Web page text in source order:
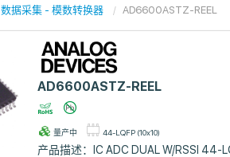
数据采集 - 模数转换器 AD6600ASTZ-REEL
AD6600ASTZ-REEL
量产中 44-LQFP (10x10)
产品描述：
IC ADC DUAL W/RSSI 44-